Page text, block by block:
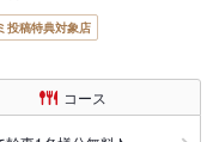
投稿特典対象店
コース